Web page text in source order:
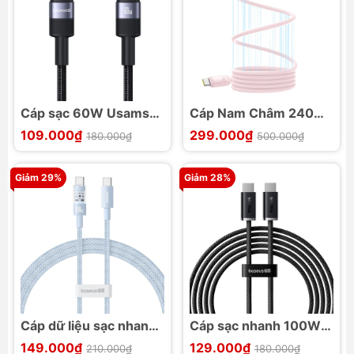
Cáp sạc 60W Usams
SJ724 C to C
Aluminum Alloy SY
Series
109.000₫ 180.000₫
Cáp Nam Châm 240W
Baseus PicoGo Liquid
Silicone C to C
299.000₫ 500.000₫
Giảm 29%
Cáp dữ liệu sạc nhanh
100W Baseus Gem C
149.000₫ 210.000₫
Giảm 28%
Cáp sạc nhanh 100W
Baseus Dynamic 3
129.000₫ 180.000₫